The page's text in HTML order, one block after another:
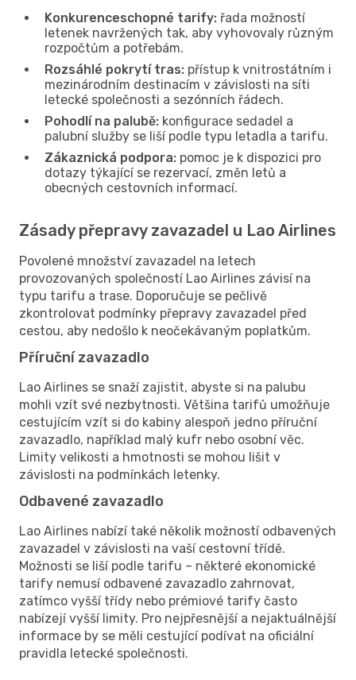
Konkurenceschopné tarify: řada možností
letenek navržených tak, aby vyhovovaly různým
rozpočtům a potřebám.
Rozsáhlé pokrytí tras: přístup k vnitrostátním i
mezinárodním destinacím v závislosti na síti
letecké společnosti a sezónních řádech.
Pohodlí na palubě: konfigurace sedadel a
palubní služby se liší podle typu letadla a tarifu.
Zákaznická podpora: pomoc je k dispozici pro
dotazy týkající se rezervací, změn letů a
obecných cestovních informací.
Zásady přepravy zavazadel u Lao Airlines
Povolené množství zavazadel na letech
provozovaných společností Lao Airlines závisí na
typu tarifu a trase. Doporučuje se pečlivě
zkontrolovat podmínky přepravy zavazadel před
cestou, aby nedošlo k neočekávaným poplatkům.
Příruční zavazadlo
Lao Airlines se snaží zajistit, abyste si na palubu
mohli vzít své nezbytnosti. Většina tarifů umožňuje
cestujícím vzít si do kabiny alespoň jedno příruční
zavazadlo, například malý kufr nebo osobní věc.
Limity velikosti a hmotnosti se mohou lišit v
závislosti na podmínkách letenky.
Odbavené zavazadlo
Lao Airlines nabízí také několik možností odbavených
zavazadel v závislosti na vaší cestovní třídě.
Možnosti se liší podle tarifu – některé ekonomické
tarify nemusí odbavené zavazadlo zahrnovat,
zatímco vyšší třídy nebo prémiové tarify často
nabízejí vyšší limity. Pro nejpřesnější a nejaktuálnější
informace by se měli cestující podívat na oficiální
pravidla letecké společnosti.